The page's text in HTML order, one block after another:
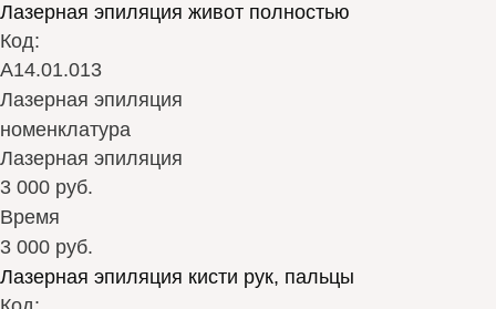
Лазерная эпиляция живот полностью
Код:
А14.01.013
Лазерная эпиляция
номенклатура
Лазерная эпиляция
3 000 руб.
Время
3 000 руб.
Лазерная эпиляция кисти рук, пальцы